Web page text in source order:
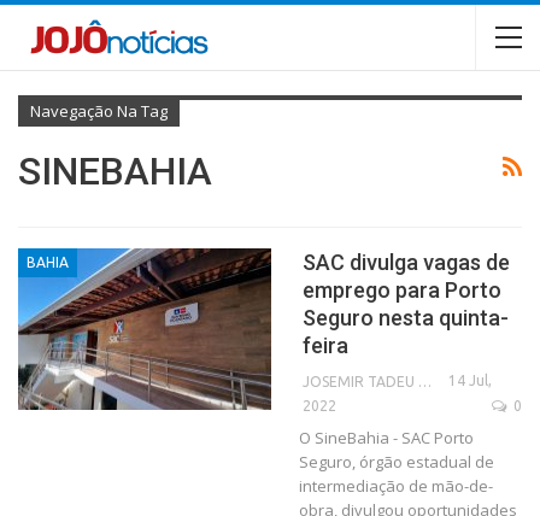
Navegação Na Tag
SINEBAHIA
BAHIA
SAC divulga vagas de
emprego para Porto
Seguro nesta quinta-
feira
14 Jul,
2022
0
O SineBahia - SAC Porto
Seguro, órgão estadual de
intermediação de mão-de-
obra, divulgou oportunidades